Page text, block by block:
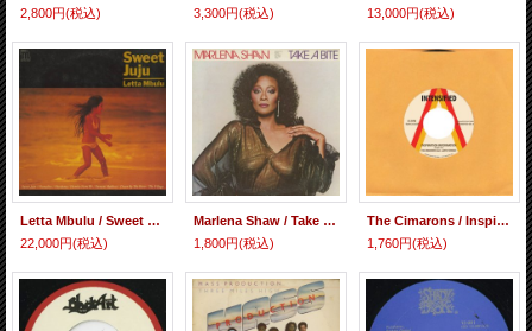
2,800円(税込)
3,300円(税込)
13,000円(税込)
Letta Mbulu / Sweet Juju
22,000円(税込)
Marlena Shaw / Take A Bite
1,800円(税込)
The Cimarons / Inspiration Information c/w Midnight Dub (Flotta & Fingier Mix)
1,760円(税込)